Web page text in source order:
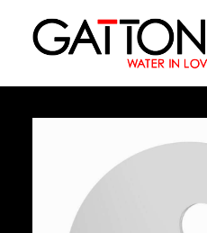
Environnements
Produits